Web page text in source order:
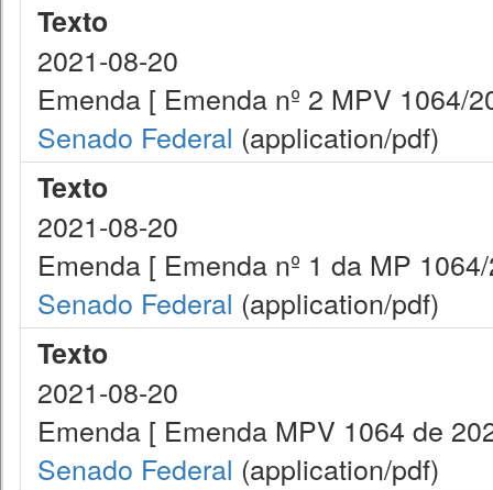
Texto
2021-08-20
Emenda [ Emenda nº 2 MPV 1064/
Senado Federal (application/pdf)
Texto
2021-08-20
Emenda [ Emenda nº 1 da MP
Senado Federal (application/pdf)
Texto
2021-08-20
Emenda [ Emenda MPV 1064 de
Senado Federal (application/pdf)